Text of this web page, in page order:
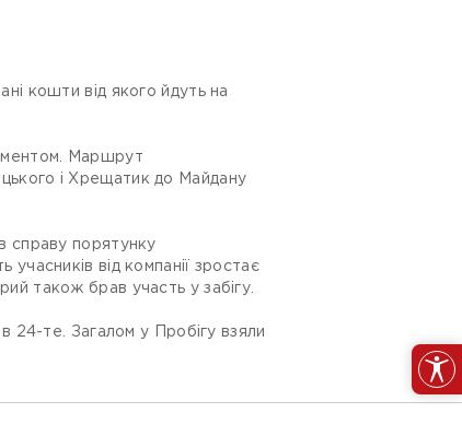
кошти від якого йдуть на
Маршрут
і Хрещатик до Майдану
справу порятунку
від компанії зростає
також брав участь у забігу.
24-те. Загалом у Пробігу взяли